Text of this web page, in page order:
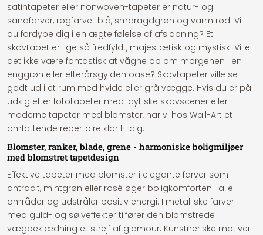
satintapeter eller nonwoven-tapeter er natur- og
sandfarver, røgfarvet blå, smaragdgrøn og varm rød. Vil
du fordybe dig i en ægte følelse af afslapning? Et
skovtapet er lige så fredfyldt, majestætisk og mystisk. Ville
det ikke være fantastisk at vågne op om morgenen i en
enggrøn eller efterårsgylden oase? Skovtapeter ville se
godt ud i et rum med hvide eller grå vægge. Hvis du er på
udkig efter fototapeter med idylliske skovscener eller
moderne tapeter med blomster, har vi hos Wall-Art et
omfattende repertoire klar til dig.
Blomster, ranker, blade, grene - harmoniske boligmiljøer
med blomstret tapetdesign
Effektive tapeter med blomster i elegante farver som
antracit, mintgrøn eller rosé øger boligkomforten i alle
områder og udstråler positiv energi. I metalliske farver
med guld- og sølveffekter tilfører den blomstrede
vægbeklædning et strejf af glamour. Kunstneriske motiver